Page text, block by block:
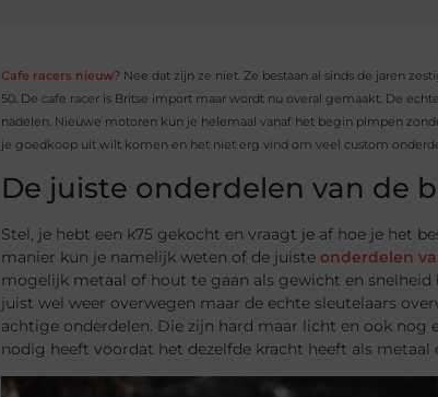
Cafe racers nieuw? Nee dat zijn ze niet. Ze bestaan al sinds de jaren
50. De cafe racer is Britse import maar wordt nu overal gemaakt. De
nadelen. Nieuwe motoren kun je helemaal vanaf het begin pimpen
je goedkoop uit wilt komen en het niet erg vind om veel custom
De juiste onderdelen van de
Stel, je hebt een k75 gekocht en vraagt je af hoe je het
manier kun je namelijk weten of de juiste onderdelen
mogelijk metaal of hout te gaan als gewicht en
juist wel weer overwegen maar de echte sleutelaars
achtige onderdelen. Die zijn hard maar licht en ook nog
nodig heeft voordat het dezelfde kracht heeft als metaal